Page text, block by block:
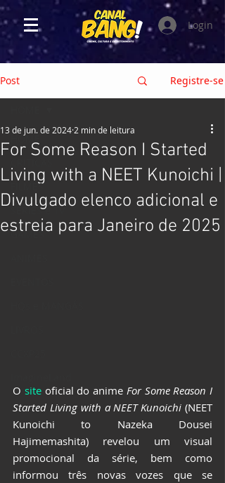
Login
Post Registre-se
HOME
FILMES
SÉRIES e TV
GAMES
For Some Reason I Started
Living with a NEET Kunoichi |
Divulgado elenco adicional e
estreia para Janeiro de 2025
13 de jun. de 2024 2 min de leitura
O site oficial do anime For Some Reason I
Started Living with a NEET Kunoichi (NEET
Kunoichi to Nazeka Dousei
Hajimemashita) revelou um visual
promocional da série, bem como
informou três novas vozes que se